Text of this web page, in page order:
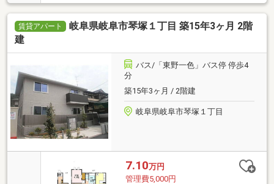
賃貸アパート
岐阜県岐阜市琴塚１丁目 築15年3ヶ月 2階
建
バス/「東野一色」バス停 停歩4
分
築15年3ヶ月 / 2階建
岐阜県岐阜市琴塚１丁目
7.10万円
管理費5,000円